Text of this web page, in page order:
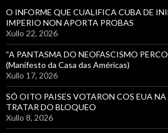
O INFORME QUE CUALIFICA CUBA DE
IMPERIO NON APORTA PROBAS
Xullo 22, 2026
“A PANTASMA DO NEOFASCISMO
(Manifesto da Casa das Américas)
Xullo 17, 2026
SÓ OITO PAISES VOTARON COS EUA
TRATAR DO BLOQUEO
Xullo 8, 2026